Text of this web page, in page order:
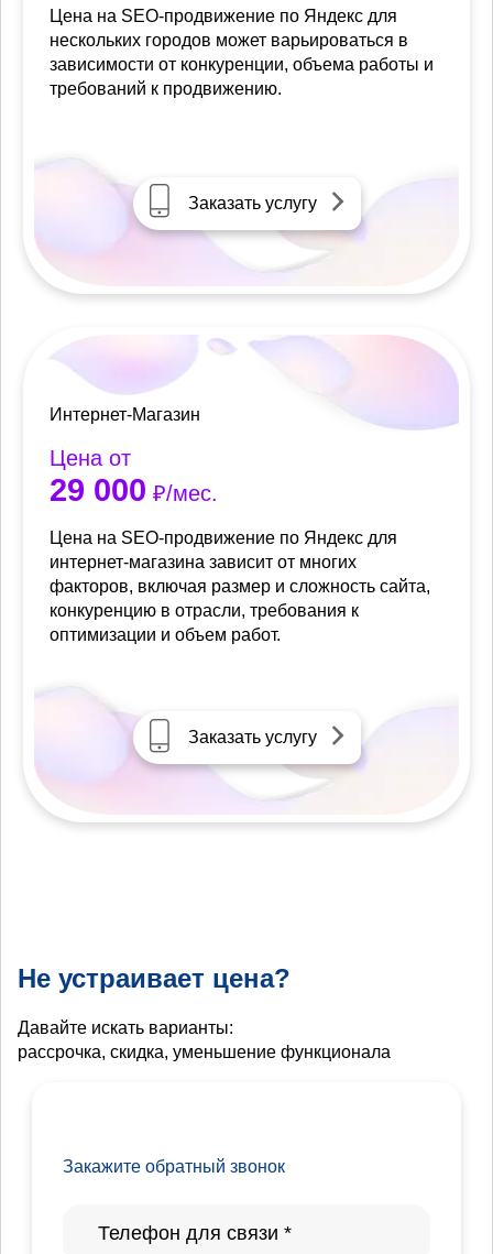
Цена на SEO-продвижение по Яндекс для
нескольких городов может варьироваться в
зависимости от конкуренции, объема работы и
требований к продвижению.
Заказать услугу
Интернет-Магазин
Цена от
29 000 ₽/мес.
Цена на SEO-продвижение по Яндекс для
интернет-магазина зависит от многих
факторов, включая размер и сложность сайта,
конкуренцию в отрасли, требования к
оптимизации и объем работ.
Заказать услугу
Не устраивает цена?
Давайте искать варианты:
рассрочка, скидка, уменьшение функционала
Закажите обратный звонок